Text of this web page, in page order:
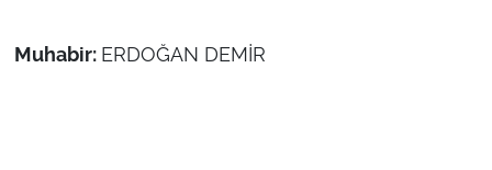
Muhabir: ERDOĞAN DEMİR